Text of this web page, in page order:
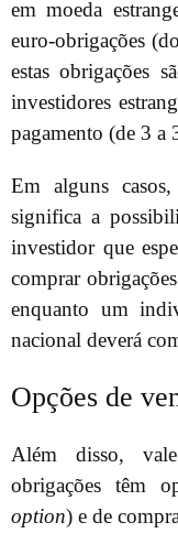
em moeda
euro-obrigações
estas obrigações
investidores
pagamento (de 3 a
Em alguns
significa a
investidor que
comprar
enquanto um
nacional deverá
Opções de
Além disso,
obrigações têm
option) e de